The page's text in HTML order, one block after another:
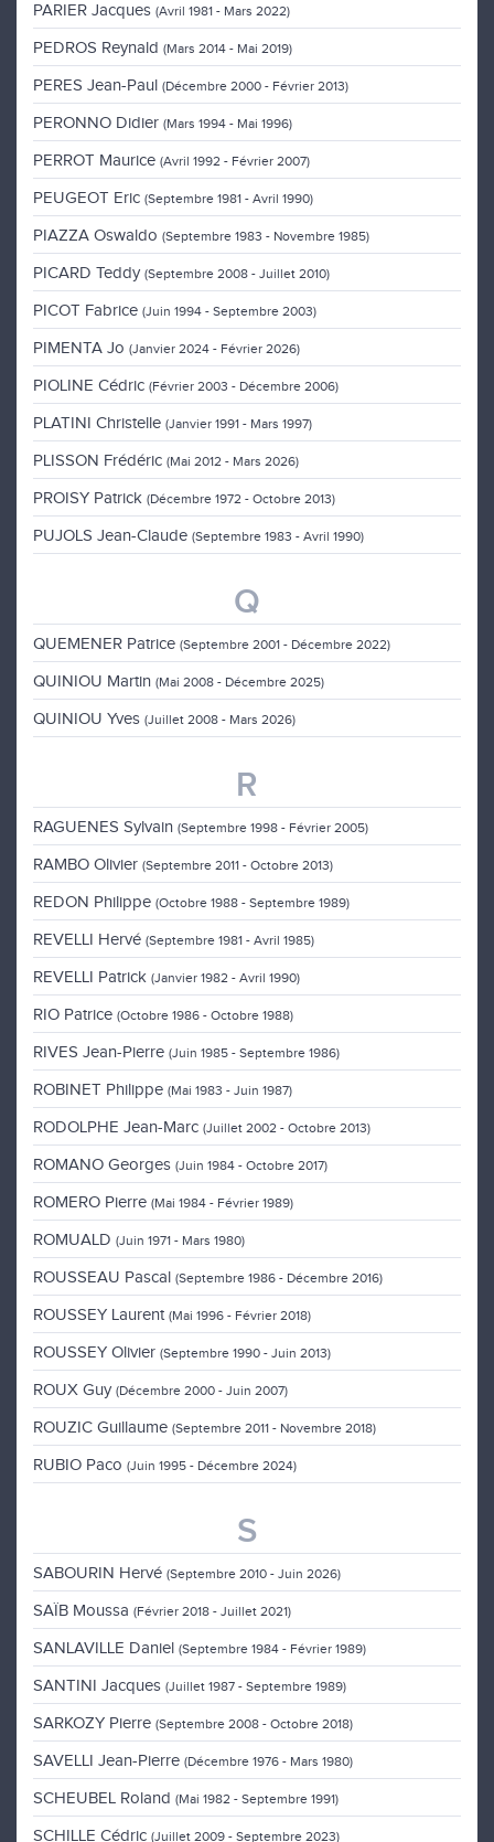
PARIER Jacques (Avril 1981 - Mars 2022)
PEDROS Reynald (Mars 2014 - Mai 2019)
PERES Jean-Paul (Décembre 2000 - Février 2013)
PERONNO Didier (Mars 1994 - Mai 1996)
PERROT Maurice (Avril 1992 - Février 2007)
PEUGEOT Eric (Septembre 1981 - Avril 1990)
PIAZZA Oswaldo (Septembre 1983 - Novembre 1985)
PICARD Teddy (Septembre 2008 - Juillet 2010)
PICOT Fabrice (Juin 1994 - Septembre 2003)
PIMENTA Jo (Janvier 2024 - Février 2026)
PIOLINE Cédric (Février 2003 - Décembre 2006)
PLATINI Christelle (Janvier 1991 - Mars 1997)
PLISSON Frédéric (Mai 2012 - Mars 2026)
PROISY Patrick (Décembre 1972 - Octobre 2013)
PUJOLS Jean-Claude (Septembre 1983 - Avril 1990)
Q
QUEMENER Patrice (Septembre 2001 - Décembre 2022)
QUINIOU Martin (Mai 2008 - Décembre 2025)
QUINIOU Yves (Juillet 2008 - Mars 2026)
R
RAGUENES Sylvain (Septembre 1998 - Février 2005)
RAMBO Olivier (Septembre 2011 - Octobre 2013)
REDON Philippe (Octobre 1988 - Septembre 1989)
REVELLI Hervé (Septembre 1981 - Avril 1985)
REVELLI Patrick (Janvier 1982 - Avril 1990)
RIO Patrice (Octobre 1986 - Octobre 1988)
RIVES Jean-Pierre (Juin 1985 - Septembre 1986)
ROBINET Philippe (Mai 1983 - Juin 1987)
RODOLPHE Jean-Marc (Juillet 2002 - Octobre 2013)
ROMANO Georges (Juin 1984 - Octobre 2017)
ROMERO Pierre (Mai 1984 - Février 1989)
ROMUALD (Juin 1971 - Mars 1980)
ROUSSEAU Pascal (Septembre 1986 - Décembre 2016)
ROUSSEY Laurent (Mai 1996 - Février 2018)
ROUSSEY Olivier (Septembre 1990 - Juin 2013)
ROUX Guy (Décembre 2000 - Juin 2007)
ROUZIC Guillaume (Septembre 2011 - Novembre 2018)
RUBIO Paco (Juin 1995 - Décembre 2024)
S
SABOURIN Hervé (Septembre 2010 - Juin 2026)
SAÏB Moussa (Février 2018 - Juillet 2021)
SANLAVILLE Daniel (Septembre 1984 - Février 1989)
SANTINI Jacques (Juillet 1987 - Septembre 1989)
SARKOZY Pierre (Septembre 2008 - Octobre 2018)
SAVELLI Jean-Pierre (Décembre 1976 - Mars 1980)
SCHEUBEL Roland (Mai 1982 - Septembre 1991)
SCHILLE Cédric (Juillet 2009 - Septembre 2023)